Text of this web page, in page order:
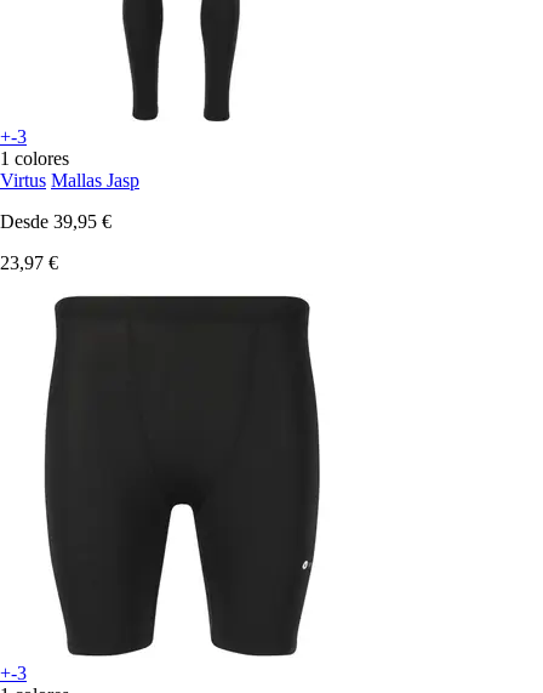
+-3
1 colores
Virtus Mallas Jasp
Desde 39,95 €
23,97 €
+-3